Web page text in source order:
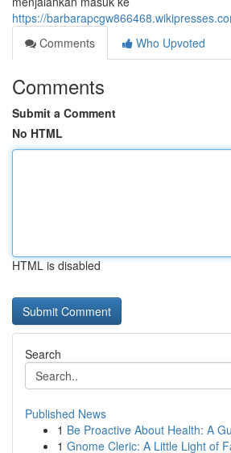
https://
Comments
Who Upvoted
Comments
Submit a Comment
No HTML
HTML is disabled
Search
Published News
1 Be Proactive About Health: A
1 Gnome Cleric: A Little Light of